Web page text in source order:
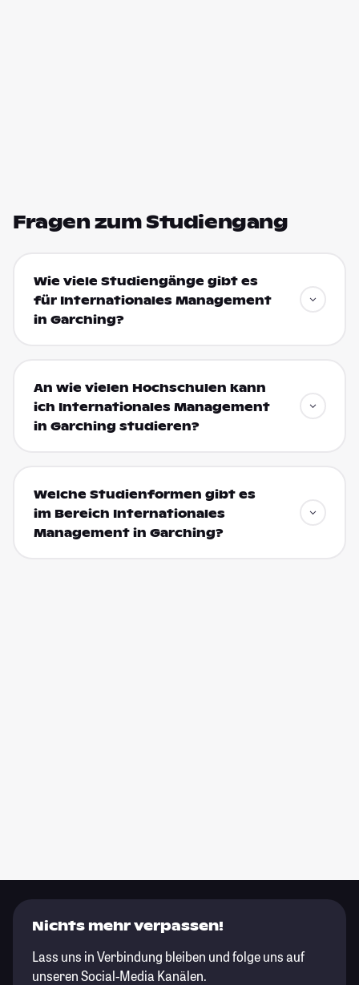
Fragen zum Studiengang
Wie viele Studiengänge gibt es
für Internationales Management
in Garching?
An wie vielen Hochschulen kann
ich Internationales Management
in Garching studieren?
Welche Studienformen gibt es
im Bereich Internationales
Management in Garching?
Nichts mehr verpassen!
Lass uns in Verbindung bleiben und folge uns auf
unseren Social-Media Kanälen.